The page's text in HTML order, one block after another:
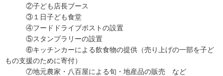
②子ども店長ブース
③１日子ども食堂
④フードドライブポストの設置
⑤スタンプラリーの設置
⑥キッチンカーによる飲食物の提供（売り上げの一部を子ど
もの支援のために寄付）
⑦地元農家・八百屋による旬・地産品の販売 など